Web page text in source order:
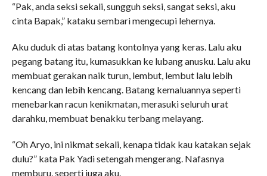
“Pak, anda seksi sekali, sungguh seksi, sangat seksi, aku
cinta Bapak,” kataku sembari mengecupi lehernya.
Aku duduk di atas batang kontolnya yang keras. Lalu aku
pegang batang itu, kumasukkan ke lubang anusku. Lalu aku
membuat gerakan naik turun, lembut, lembut lalu lebih
kencang dan lebih kencang. Batang kemaluannya seperti
menebarkan racun kenikmatan, merasuki seluruh urat
darahku, membuat benakku terbang melayang.
“Oh Aryo, ini nikmat sekali, kenapa tidak kau katakan sejak
dulu?” kata Pak Yadi setengah mengerang. Nafasnya
memburu, seperti juga aku.